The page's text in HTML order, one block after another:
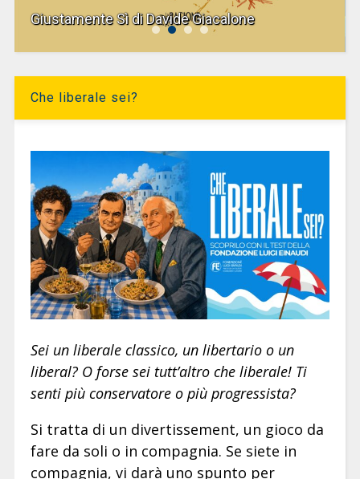
Giustamente Sì di Davide Giacalone
Che liberale sei?
Sei un liberale classico, un libertario o un
liberal? O forse sei tutt’altro che liberale! Ti
senti più conservatore o più progressista?
Si tratta di un divertissement, un gioco da
fare da soli o in compagnia. Se siete in
compagnia, vi darà uno spunto per